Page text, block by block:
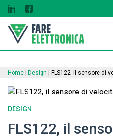
Home Design FLS122, il sensore di
DESIGN
FLS122, il